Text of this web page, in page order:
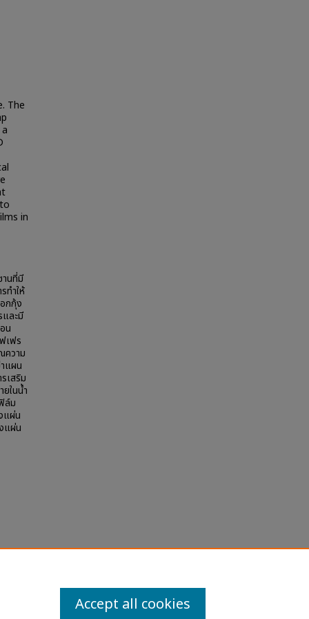
The
in
นที่มี
ทำให้
กกุ้ง
และมี
น
เฟร
ความ
แผน
เสริม
ในน้ำ
ล์ม
แผ่น
แผ่น
Accept all cookies